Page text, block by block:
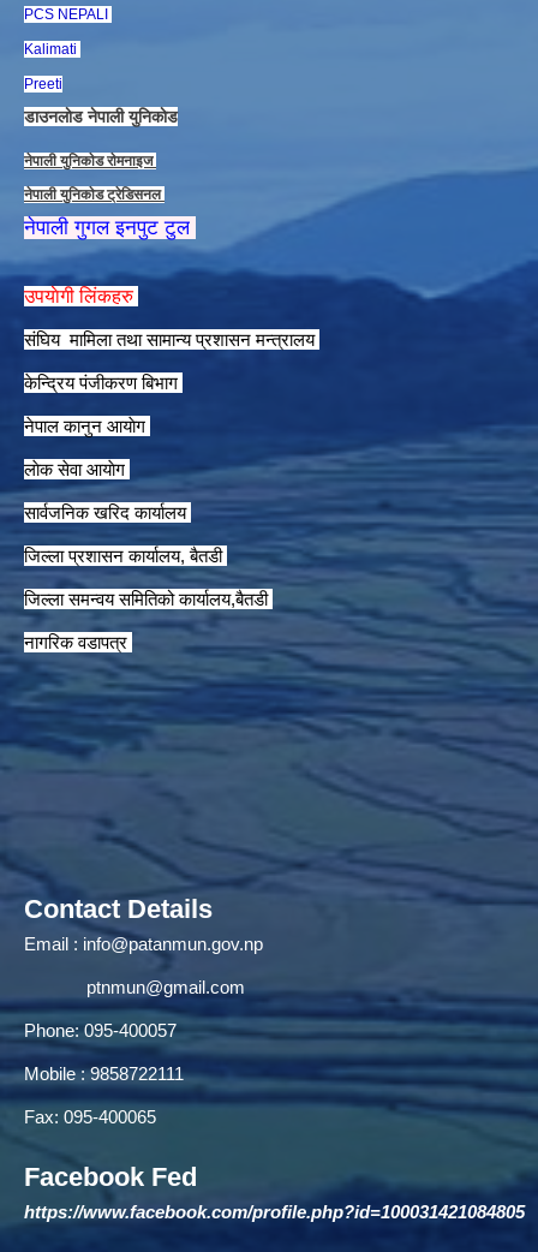
PCS NEPALI
Kalimati
Preeti
डाउनलाेड नेपाली युनिकाेड
नेपाली युनिकाेड राेमनाइज
नेपाली युनिकाेड ट्रेडिसनल
नेपाली गुगल इनपुट टुल
उपयाेगी लिंकहरु
संघिय मामिला तथा सामान्य प्रशासन मन्त्रालय
केन्द्रिय पंजीकरण बिभाग
नेपाल कानुन आयाेग
लाेक सेवा आयाेग
सार्वजनिक खरिद कार्यालय
जिल्ला प्रशासन कार्यालय, बैतडी
जिल्ला समन्वय समितिको कार्यालय,बैतडी
नागरिक वडापत्र
Contact Details
Email : info@patanmun.gov.np
ptnmun@gmail.com
Phone: 095-400057
Mobile : 9858722111
Fax: 095-400065
Facebook Fed
https://www.facebook.com/profile.php?id=100031421084805